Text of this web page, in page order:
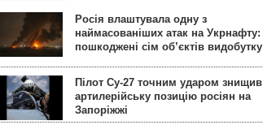
Росія влаштувала одну з
наймасованіших атак на Укрнафту:
пошкоджені сім об’єктів видобутку
Пілот Су-27 точним ударом знищив
артилерійську позицію росіян на
Запоріжжі